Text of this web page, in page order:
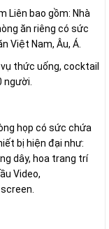
Liên bao gồm: Nhà
ăn riêng có sức
Việt Nam, Âu, Á.
thức uống, cocktail
họp có sức chứa
bị hiện đại như:
dây, hoa trang trí
Video,